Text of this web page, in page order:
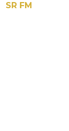
SR FM